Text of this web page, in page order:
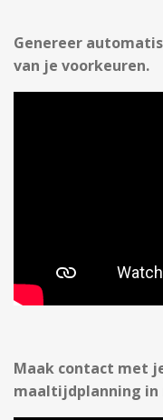
Genereer
van je voorkeuren.
Maak contact met
maaltijdplanning